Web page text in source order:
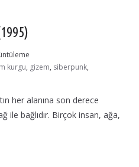
kurgu, gizem, siberpunk,
her alanına son derece
ile bağlıdır. Birçok insan, ağa,